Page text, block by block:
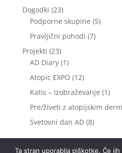
Dogodki (23)
Podporne skupine (5)
Pravljični pohodi (7)
Projekti (23)
AD Diary(1)
Atopic EXPO (12)
Katis – Izobraževanje (1)
Pre/živeti z atopijskim
Svetovni dan AD(8)
Ta stran uporablja piškotke. Če